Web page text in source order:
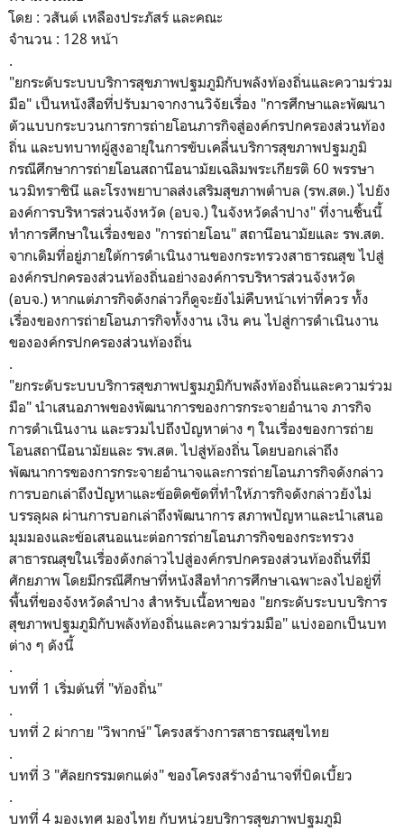
โดย : วสันต์ เหลืองประภัสร์ และคณะ
จำนวน : 128 หน้า
.
"ยกระดับระบบบริการสุขภาพปฐมภูมิกับพลังท้องถิ่นและความร่วม
มือ" เป็นหนังสือที่ปรับมาจากงานวิจัยเรื่อง "การศึกษาและพัฒนา
ตัวแบบกระบวนการการถ่ายโอนภารกิจสู่องค์กรปกครองส่วนท้อง
ถิ่น และบทบาทผู้สูงอายุในการขับเคลื่นบริการสุขภาพปฐมภูมิ
กรณีศึกษาการถ่ายโอนสถานีอนามัยเฉลิมพระเกียรติ 60 พรรษา
นวมิทราชินี และโรงพยาบาลส่งเสริมสุขภาพตำบล (รพ.สต.) ไปยัง
องค์การบริหารส่วนจังหวัด (อบจ.) ในจังหวัดลำปาง" ที่งานชิ้นนี้
ทำการศึกษาในเรื่องของ "การถ่ายโอน" สถานีอนามัยและ รพ.สต.
จากเดิมที่อยู่ภายใต้การดำเนินงานของกระทรวงสาธารณสุข ไปสู่
องค์กรปกครองส่วนท้องถิ่นอย่างองค์การบริหารส่วนจังหวัด
(อบจ.) หากแต่ภารกิจดังกล่าวก็ดูจะยังไม่คืบหน้าเท่าที่ควร ทั้ง
เรื่องของการถ่ายโอนภารกิจทั้งงาน เงิน คน ไปสู่การดำเนินงาน
ขององค์กรปกครองส่วนท้องถิ่น
.
"ยกระดับระบบบริการสุขภาพปฐมภูมิกับพลังท้องถิ่นและความร่วม
มือ" นำเสนอภาพของพัฒนาการของการกระจายอำนาจ ภารกิจ
การดำเนินงาน และรวมไปถึงปัญหาต่าง ๆ ในเรื่องของการถ่าย
โอนสถานีอนามัยและ รพ.สต. ไปสู่ท้องถิ่น โดยบอกเล่าถึง
พัฒนาการของการกระจายอำนาจและการถ่ายโอนภารกิจดังกล่าว
การบอกเล่าถึงปัญหาและข้อติดขัดที่ทำให้ภารกิจดังกล่าวยังไม่
บรรลุผล ผ่านการบอกเล่าถึงพัฒนาการ สภาพปัญหาและนำเสนอ
มุมมองและข้อเสนอแนะต่อการถ่ายโอนภารกิจของกระทรวง
สาธารณสุขในเรื่องดังกล่าวไปสู่องค์กรปกครองส่วนท้องถิ่นที่มี
ศักยภาพ โดยมีกรณีศึกษาที่หนังสือทำการศึกษาเฉพาะลงไปอยู่ที่
พื้นที่ของจังหวัดลำปาง สำหรับเนื้อหาของ "ยกระดับระบบบริการ
สุขภาพปฐมภูมิกับพลังท้องถิ่นและความร่วมมือ" แบ่งออกเป็นบท
ต่าง ๆ ดังนี้
.
บทที่ 1 เริ่มต้นที่ "ท้องถิ่น"
.
บทที่ 2 ผ่ากาย "วิพากษ์" โครงสร้างการสาธารณสุขไทย
.
บทที่ 3 "ศัลยกรรมตกแต่ง" ของโครงสร้างอำนาจที่บิดเบี้ยว
.
บทที่ 4 มองเทศ มองไทย กับหน่วยบริการสุขภาพปฐมภูมิ